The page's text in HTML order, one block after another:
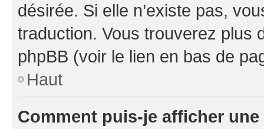
désirée. Si elle n’existe pas,
traduction. Vous trouverez plus
phpBB (voir le lien en bas de
Haut
Comment puis-je afficher